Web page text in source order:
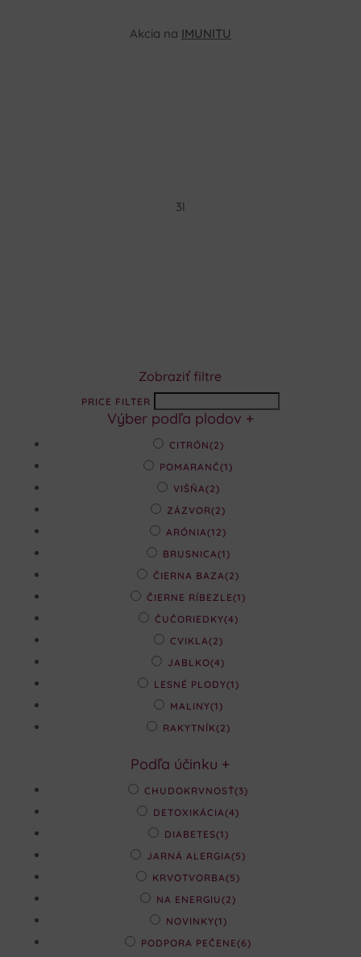
Akcia na IMUNITU
3l
Zobraziť filtre
PRICE FILTER
Výber podľa plodov +
CITRÓN(2)
POMARANČ(1)
VIŠŇA(2)
ZÁZVOR(2)
ARÓNIA(12)
BRUSNICA(1)
ČIERNA BAZA(2)
ČIERNE RÍBEZLE(1)
ČUČORIEDKY(4)
CVIKLA(2)
JABLKO(4)
LESNÉ PLODY(1)
MALINY(1)
RAKYTNÍK(2)
Podľa účinku +
CHUDOKRVNOSŤ(3)
DETOXIKÁCIA(4)
DIABETES(1)
JARNÁ ALERGIA(5)
KRVOTVORBA(5)
NA ENERGIU(2)
NOVINKY(1)
PODPORA PEČENE(6)